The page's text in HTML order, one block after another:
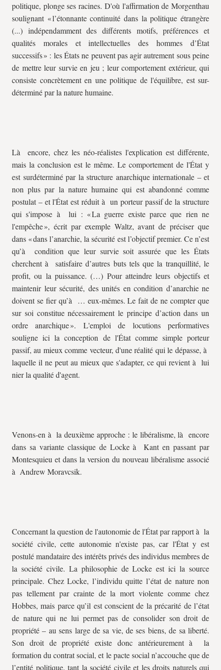
politique, plonge ses racines. D'où l'affirmation de Morgenthau
soulignant « l’étonnante continuité dans la politique étrangère
(...) indépendamment des différents motifs, préférences et
qualités morales et intellectuelles des hommes d’État
successifs » : les États ne peuvent pas agir autrement sous peine
de mettre leur survie en jeu ; leur comportement extérieur, qui
consiste concrètement en une politique de l'équilibre, est sur-
déterminé par la nature humaine.
Là encore, chez les néo-réalistes l'explication est différente,
mais la conclusion est le même. Le comportement de l'État y
est surdéterminé par la structure anarchique internationale – et
non plus par la nature humaine qui est abandonné comme
postulat – et l'État est réduit à un porteur passif de la structure
qui s'impose à lui : « La guerre existe parce que rien ne
l'empêche », écrit par exemple Waltz, avant de préciser que
dans « dans l’anarchie, la sécurité est l’objectif premier. Ce n’est
qu’à condition que leur survie soit assurée que les États
cherchent à satisfaire d’autres buts tels que la tranquillité, le
profit, ou la puissance. (…) Pour atteindre leurs objectifs et
maintenir leur sécurité, des unités en condition d’anarchie ne
doivent se fier qu’à … eux-mêmes. Le fait de ne compter que
sur soi constitue nécessairement le principe d’action dans un
ordre anarchique ». L'emploi de locutions performatives
souligne ici la conception de l'État comme simple porteur
passif, au mieux comme vecteur, d'une réalité qui le dépasse, à
laquelle il ne peut au mieux que s'adapter, ce qui revient à lui
nier la qualité d'agent.
Venons-en à la deuxième approche : le libéralisme, là encore
dans sa variante classique de Locke à Kant en passant par
Montesquieu et dans la version du nouveau libéralisme associé
à Andrew Moravcsik.
Concernant la question de l'autonomie de l'État par rapport à la
société civile, cette autonomie n'existe pas, car l'État y est
postulé mandataire des intérêts privés des individus membres de
la société civile. La philosophie de Locke est ici la source
principale. Chez Locke, l’individu quitte l’état de nature non
pas tellement par crainte de la mort violente comme chez
Hobbes, mais parce qu’il est conscient de la précarité de l’état
de nature qui ne lui permet pas de consolider son droit de
propriété – au sens large de sa vie, de ses biens, de sa liberté.
Son droit de propriété existe donc antérieurement à la
formation du contrat social, et le pacte social n’accouche que de
l’entité politique, tant la société civile et les droits naturels qui